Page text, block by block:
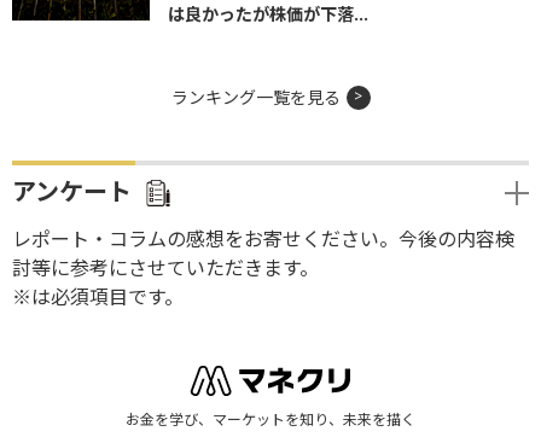
は良かったが株価が下落...
ランキング一覧を見る
アンケート
レポート・コラムの感想をお寄せください。今後の内容検
討等に参考にさせていただきます。
※は必須項目です。
お金を学び、マーケットを知り、未来を描く